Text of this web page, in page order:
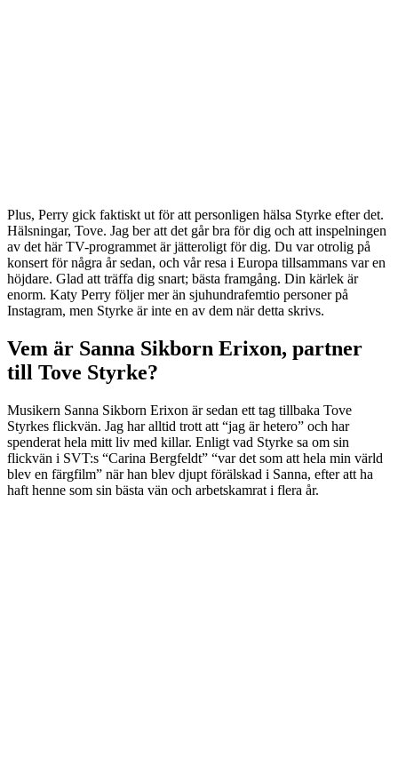
Plus, Perry gick faktiskt ut för att personligen hälsa Styrke efter det.
Hälsningar, Tove. Jag ber att det går bra för dig och att inspelningen
av det här TV-programmet är jätteroligt för dig. Du var otrolig på
konsert för några år sedan, och vår resa i Europa tillsammans var en
höjdare. Glad att träffa dig snart; bästa framgång. Din kärlek är
enorm. Katy Perry följer mer än sjuhundrafemtio personer på
Instagram, men Styrke är inte en av dem när detta skrivs.
Vem är Sanna Sikborn Erixon, partner
till Tove Styrke?
Musikern Sanna Sikborn Erixon är sedan ett tag tillbaka Tove
Styrkes flickvän. Jag har alltid trott att “jag är hetero” och har
spenderat hela mitt liv med killar. Enligt vad Styrke sa om sin
flickvän i SVT:s “Carina Bergfeldt” “var det som att hela min värld
blev en färgfilm” när han blev djupt förälskad i Sanna, efter att ha
haft henne som sin bästa vän och arbetskamrat i flera år.